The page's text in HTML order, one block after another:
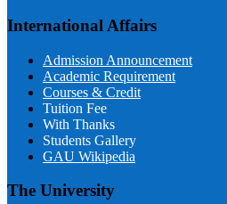
International Affairs
Admission Announcement
Academic Requirement
Courses & Credit
Tuition Fee
With Thanks
Students Gallery
GAU Wikipedia
The University